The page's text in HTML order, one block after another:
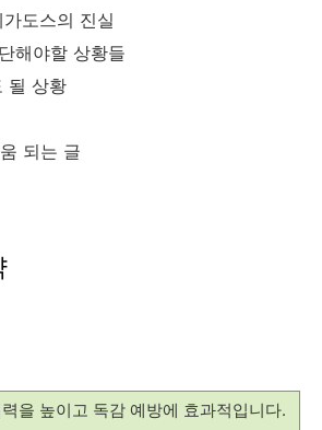
도스의 진실
해야할 상황들
될 상황
되는 글
을 높이고 독감 예방에 효과적입니다.